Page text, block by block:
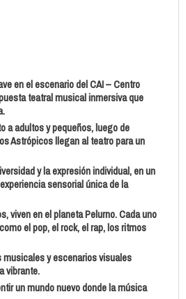
en el escenario del CAI – Centro
teatral musical inmersiva que
a adultos y pequeños, luego de
Astrópicos llegan al teatro para un
y la expresión individual, en un
sensorial única de la
viven en el planeta Pelurno. Cada uno
el pop, el rock, el rap, los ritmos
y escenarios visuales
vibrante.
un mundo nuevo donde la música